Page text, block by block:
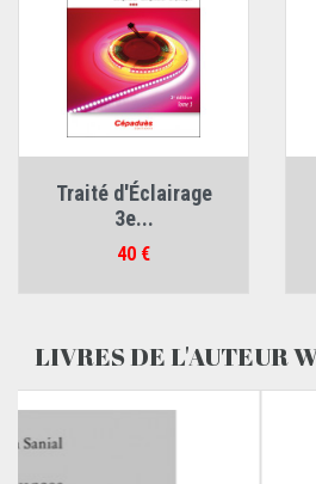
Traité d'Éclairage
3e...
Prix
40 €
LIVRES DE L'AUTEUR